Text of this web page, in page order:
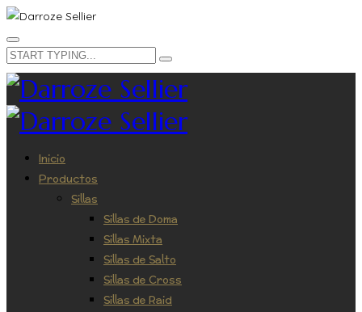
Inicio
Productos
Sillas
Sillas de Doma
Sillas Mixta
Sillas de Salto
Sillas de Cross
Sillas de Raid